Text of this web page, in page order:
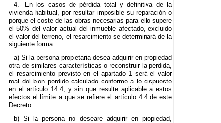
4.- En los casos de pérdida total y definitiva de la
vivienda habitual, por resultar imposible su reparación o
porque el coste de las obras necesarias para ello supere
el 50% del valor actual del inmueble afectado, excluido
el valor del terreno, el resarcimiento se determinará de la
siguiente forma:
a) Si la persona propietaria desea adquirir en propiedad
otra de similares características o reconstruir la perdida,
el resarcimiento previsto en el apartado 1 será el valor
real del bien perdido calculado conforme a lo dispuesto
en el artículo 14.4, y sin que resulte aplicable a estos
efectos el límite a que se refiere el artículo 4.4 de este
Decreto.
b) Si la persona no deseare adquirir en propiedad,